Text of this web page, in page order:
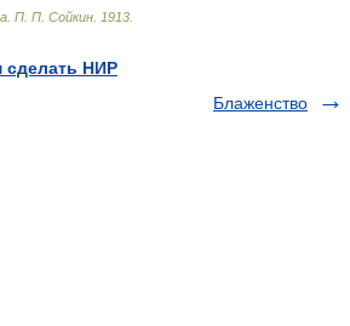
П. П. Сойкин 1913
НИР
Блаженство